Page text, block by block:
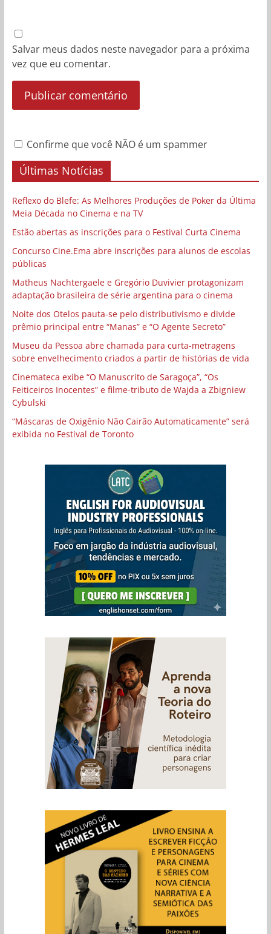
Salvar meus dados neste navegador para a próxima
vez que eu comentar.
Confirme que você NÃO é um spammer
Últimas Notícias
Reflexo do Blefe: As Melhores Produções de Poker da Última
Meia Década no Cinema e na TV
Estão abertas as inscrições para o Festival Curta Cinema
Concurso Cine.Ema abre inscrições para alunos de escolas
públicas
Matheus Nachtergaele e Gregório Duvivier protagonizam
adaptação brasileira de série argentina para o cinema
Noite dos Otelos pauta-se pelo distributivismo e divide
prêmio principal entre “Manas” e “O Agente Secreto”
Museu da Pessoa abre chamada para curta-metragens
sobre envelhecimento criados a partir de histórias de vida
Cinemateca exibe “O Manuscrito de Saragoça”, “Os
Feiticeiros Inocentes” e filme-tributo de Wajda a Zbigniew
Cybulski
“Máscaras de Oxigênio Não Cairão Automaticamente” será
exibida no Festival de Toronto